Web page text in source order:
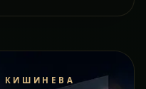
КИШИНЕВА